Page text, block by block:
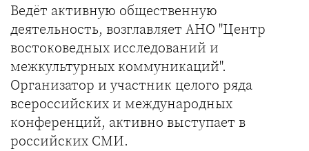
Ведёт активную общественную
деятельность, возглавляет АНО "Центр
востоковедных исследований и
межкультурных коммуникаций".
Организатор и участник целого ряда
всероссийских и международных
конференций, активно выступает в
российских СМИ.